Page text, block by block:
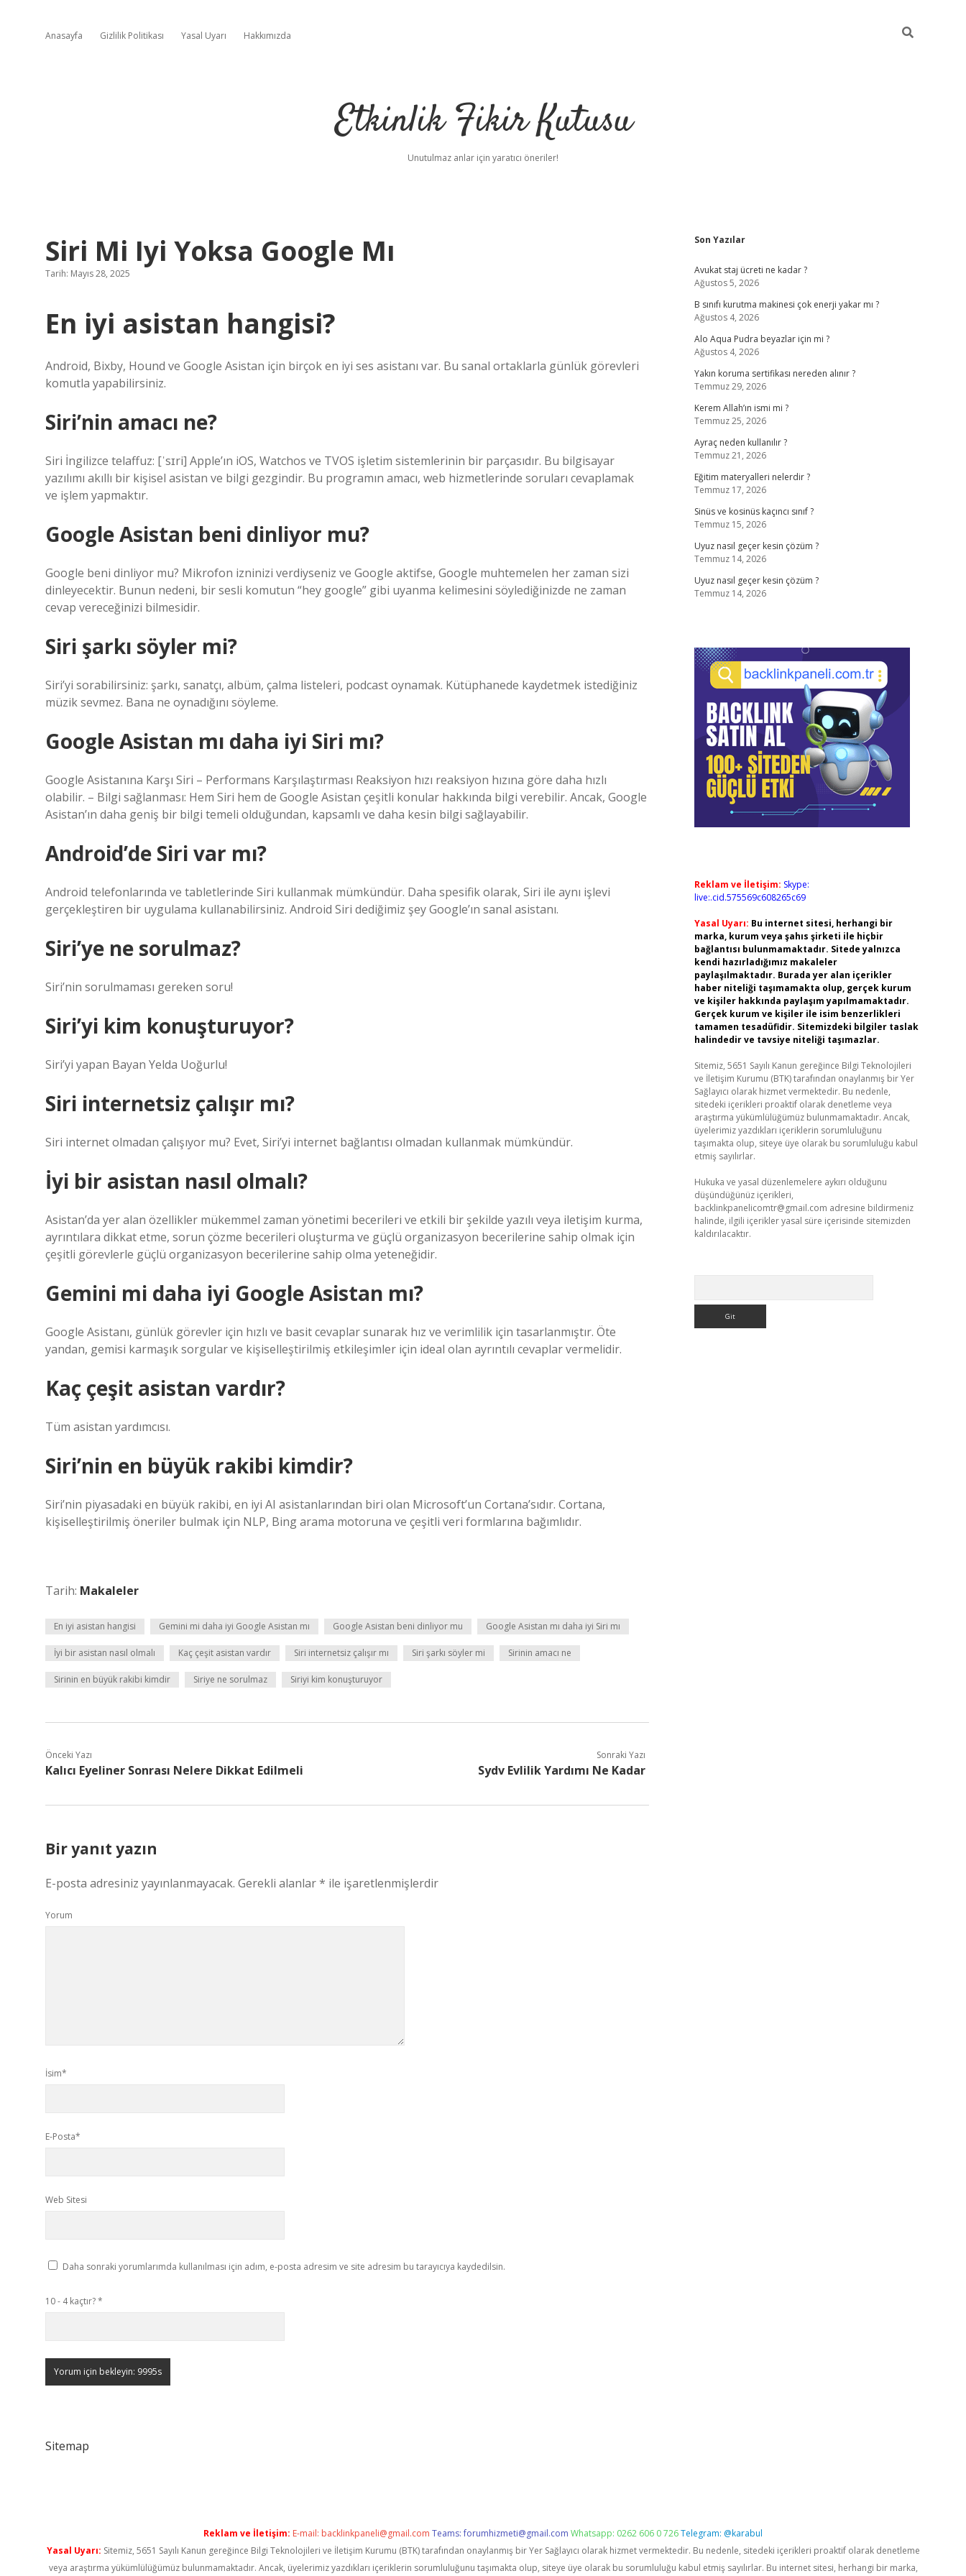
Anasayfa Gizlilik Politikası Yasal Uyarı Hakkımızda
Etkinlik Fikir Kutusu
Unutulmaz anlar için yaratıcı öneriler!
Siri Mi Iyi Yoksa Google Mı
Tarih: Mayıs 28, 2025
En iyi asistan hangisi?
Android, Bixby, Hound ve Google Asistan için birçok en iyi ses asistanı var. Bu sanal ortaklarla günlük görevleri
komutla yapabilirsiniz.
Siri’nin amacı ne?
Siri İngilizce telaffuz: [ˈsɪri] Apple’ın iOS, Watchos ve TVOS işletim sistemlerinin bir parçasıdır. Bu bilgisayar
yazılımı akıllı bir kişisel asistan ve bilgi gezgindir. Bu programın amacı, web hizmetlerinde soruları cevaplamak
ve işlem yapmaktır.
Google Asistan beni dinliyor mu?
Google beni dinliyor mu? Mikrofon izninizi verdiyseniz ve Google aktifse, Google muhtemelen her zaman sizi
dinleyecektir. Bunun nedeni, bir sesli komutun “hey google” gibi uyanma kelimesini söylediğinizde ne zaman
cevap vereceğinizi bilmesidir.
Siri şarkı söyler mi?
Siri’yi sorabilirsiniz: şarkı, sanatçı, albüm, çalma listeleri, podcast oynamak. Kütüphanede kaydetmek istediğiniz
müzik sevmez. Bana ne oynadığını söyleme.
Google Asistan mı daha iyi Siri mı?
Google Asistanına Karşı Siri – Performans Karşılaştırması Reaksiyon hızı reaksiyon hızına göre daha hızlı
olabilir. – Bilgi sağlanması: Hem Siri hem de Google Asistan çeşitli konular hakkında bilgi verebilir. Ancak, Google
Asistan’ın daha geniş bir bilgi temeli olduğundan, kapsamlı ve daha kesin bilgi sağlayabilir.
Android’de Siri var mı?
Android telefonlarında ve tabletlerinde Siri kullanmak mümkündür. Daha spesifik olarak, Siri ile aynı işlevi
gerçekleştiren bir uygulama kullanabilirsiniz. Android Siri dediğimiz şey Google’ın sanal asistanı.
Siri’ye ne sorulmaz?
Siri’nin sorulmaması gereken soru!
Siri’yi kim konuşturuyor?
Siri’yi yapan Bayan Yelda Uoğurlu!
Siri internetsiz çalışır mı?
Siri internet olmadan çalışıyor mu? Evet, Siri’yi internet bağlantısı olmadan kullanmak mümkündür.
İyi bir asistan nasıl olmalı?
Asistan’da yer alan özellikler mükemmel zaman yönetimi becerileri ve etkili bir şekilde yazılı veya iletişim kurma,
ayrıntılara dikkat etme, sorun çözme becerileri oluşturma ve güçlü organizasyon becerilerine sahip olmak için
çeşitli görevlerle güçlü organizasyon becerilerine sahip olma yeteneğidir.
Gemini mi daha iyi Google Asistan mı?
Google Asistanı, günlük görevler için hızlı ve basit cevaplar sunarak hız ve verimlilik için tasarlanmıştır. Öte
yandan, gemisi karmaşık sorgular ve kişiselleştirilmiş etkileşimler için ideal olan ayrıntılı cevaplar vermelidir.
Kaç çeşit asistan vardır?
Tüm asistan yardımcısı.
Siri’nin en büyük rakibi kimdir?
Siri’nin piyasadaki en büyük rakibi, en iyi AI asistanlarından biri olan Microsoft’un Cortana’sıdır. Cortana,
kişiselleştirilmiş öneriler bulmak için NLP, Bing arama motoruna ve çeşitli veri formlarına bağımlıdır.
Tarih: Makaleler
En iyi asistan hangisi Gemini mi daha iyi Google Asistan mı Google Asistan beni dinliyor mu Google Asistan mı daha iyi Siri mı
İyi bir asistan nasıl olmalı Kaç çeşit asistan vardır Siri internetsiz çalışır mı Siri şarkı söyler mi Sirinin amacı ne
Sirinin en büyük rakibi kimdir Siriye ne sorulmaz Siriyi kim konuşturuyor
Önceki Yazı
Kalıcı Eyeliner Sonrası Nelere Dikkat Edilmeli
Sonraki Yazı
Sydv Evlilik Yardımı Ne Kadar
Bir yanıt yazın
E-posta adresiniz yayınlanmayacak. Gerekli alanlar* ile işaretlenmişlerdir
Yorum
İsim*
E-Posta*
Web Sitesi
Daha sonraki yorumlarımda kullanılması için adım, e-posta adresim ve site adresim bu tarayıcıya kaydedilsin.
10 - 4 kaçtır?*
Sitemap
Sidebar
Son Yazılar
Avukat staj ücreti ne kadar ?
Ağustos 5, 2026
B sınıfı kurutma makinesi çok enerji yakar mı ?
Ağustos 4, 2026
Alo Aqua Pudra beyazlar için mi ?
Ağustos 4, 2026
Yakın koruma sertifikası nereden alınır ?
Temmuz 29, 2026
Kerem Allah’ın ismi mi ?
Temmuz 25, 2026
Ayraç neden kullanılır ?
Temmuz 21, 2026
Eğitim materyalleri nelerdir ?
Temmuz 17, 2026
Sinüs ve kosinüs kaçıncı sınıf ?
Temmuz 15, 2026
Uyuz nasıl geçer kesin çözüm ?
Temmuz 14, 2026
Uyuz nasıl geçer kesin çözüm ?
Temmuz 14, 2026
Reklam ve İletişim: Skype:
live:.cid.575569c608265c69
Yasal Uyarı: Bu internet sitesi, herhangi bir
marka, kurum veya şahıs şirketi ile hiçbir
bağlantısı bulunmamaktadır. Sitede yalnızca
kendi hazırladığımız makaleler
paylaşılmaktadır. Burada yer alan içerikler
haber niteliği taşımamakta olup, gerçek kurum
ve kişiler hakkında paylaşım yapılmamaktadır.
Gerçek kurum ve kişiler ile isim benzerlikleri
tamamen tesadüfidir. Sitemizdeki bilgiler taslak
halindedir ve tavsiye niteliği taşımazlar.
Sitemiz, 5651 Sayılı Kanun gereğince Bilgi Teknolojileri
ve İletişim Kurumu (BTK) tarafından onaylanmış bir Yer
Sağlayıcı olarak hizmet vermektedir. Bu nedenle,
sitedeki içerikleri proaktif olarak denetleme veya
araştırma yükümlülüğümüz bulunmamaktadır. Ancak,
üyelerimiz yazdıkları içeriklerin sorumluluğunu
taşımakta olup, siteye üye olarak bu sorumluluğu kabul
etmiş sayılırlar.
Hukuka ve yasal düzenlemelere aykırı olduğunu
düşündüğünüz içerikleri,
backlinkpanelicomtr@gmail.com adresine bildirmeniz
halinde, ilgili içerikler yasal süre içerisinde sitemizden
kaldırılacaktır.
Reklam ve İletişim: E-mail: backlinkpaneli@gmail.com Teams:forumhizmeti@gmail.com Whatsapp: 0262 606 0 726Telegram: @karabul
Yasal Uyarı: Sitemiz, 5651 Sayılı Kanun gereğince Bilgi Teknolojileri ve İletişim Kurumu (BTK) tarafından onaylanmış bir Yer Sağlayıcı olarak hizmet vermektedir. Bu nedenle, sitedeki içerikleri proaktif olarak denetleme
veya araştırma yükümlülüğümüz bulunmamaktadır. Ancak, üyelerimiz yazdıkları içeriklerin sorumluluğunu taşımakta olup, siteye üye olarak bu sorumluluğu kabul etmiş sayılırlar. Bu internet sitesi, herhangi bir marka,